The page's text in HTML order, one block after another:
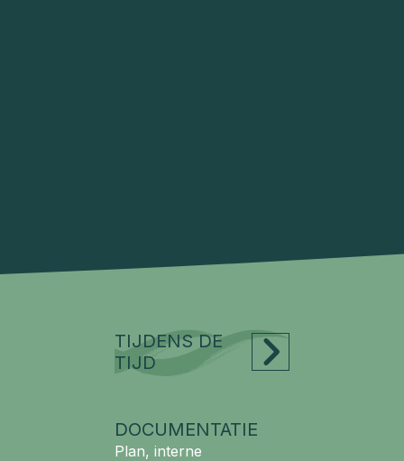
TIJDENS DE
TIJD
DOCUMENTATIE
Plan, interne